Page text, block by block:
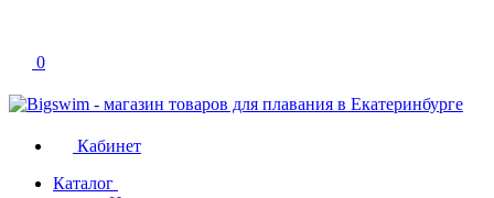
0
Кабинет
Каталог